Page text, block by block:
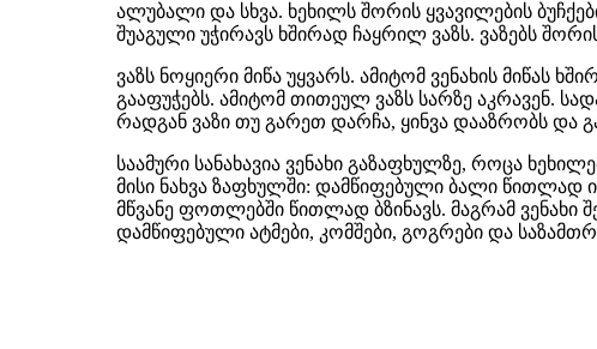
ალუბალი და სხვა. ხეხილს შორის ყვავილების
შუაგული უჭირავს ხშირად ჩაყრილ ვაზს. ვაზებს
ვაზს ნოყიერი მიწა უყვარს. ამიტომ ვენახის მიწას
გააფუჭებს. ამიტომ თითეულ ვაზს სარზე აკრავენ.
რადგან ვაზი თუ გარეთ დარჩა, ყინვა დააზრობს და
საამური სანახავია ვენახი გაზაფხულზე, როცა
მისი ნახვა ზაფხულში: დამწიფებული ბალი წითლად
მწვანე ფოთლებში წითლად ბზინავს. მაგრამ ვენახი
დამწიფებული ატმები, კომშები, გოგრები და